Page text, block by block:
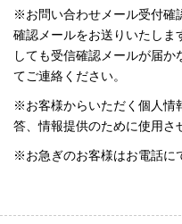
※お問い合わせメール受付確
確認メールをお送りいたしま
しても受信確認メールが届
てご連絡ください。
※お客様からいただく個人情
答、情報提供のために使用さ
※お急ぎのお客様はお電話